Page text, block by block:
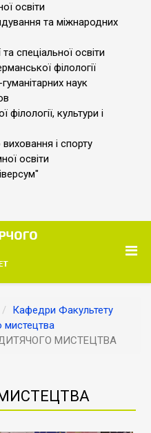
освіти
та міжнародних
спеціальної освіти
філології
наук
філології, культури і
і спорту
освіти
Кафедри Факультету
МИСТЕЦТВА